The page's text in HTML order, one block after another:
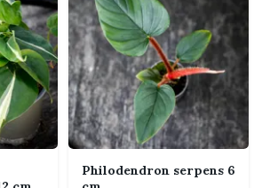
och stabilt klätterstöd
tropiska bladväxter
och dragfritt läge med indirekt
anpassad för 6 cm innerkruka
läge som hjälper
att behållas
Philodendron serpens 6